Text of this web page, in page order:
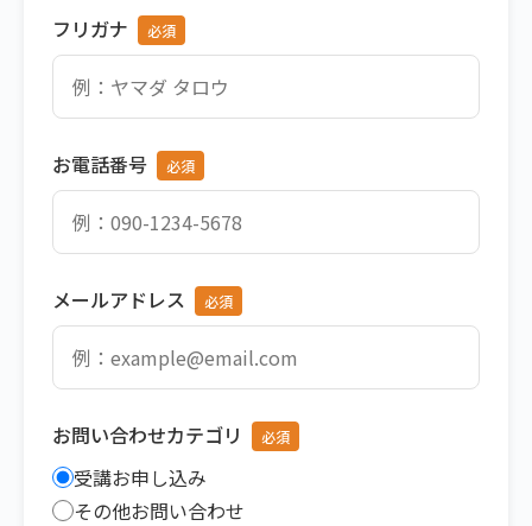
フリガナ
お電話番号
メールアドレス
お問い合わせカテゴリ
受講お申し込み
その他お問い合わせ